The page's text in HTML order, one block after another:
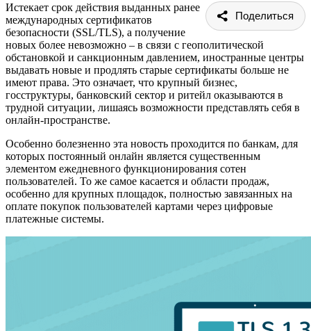
Поделиться
Истекает срок действия выданных ранее
международных сертификатов
безопасности (SSL/TLS), а получение
новых более невозможно – в связи с геополитической
обстановкой и санкционным давлением, иностранные центры
выдавать новые и продлять старые сертификаты больше не
имеют права. Это означает, что крупный бизнес,
госструктуры, банковский сектор и ритейл оказываются в
трудной ситуации, лишаясь возможности представлять себя в
онлайн-пространстве.
Особенно болезненно эта новость проходится по банкам, для
которых постоянный онлайн является существенным
элементом ежедневного функционирования сотен
пользователей. То же самое касается и области продаж,
особенно для крупных площадок, полностью завязанных на
оплате покупок пользователей картами через цифровые
платежные системы.